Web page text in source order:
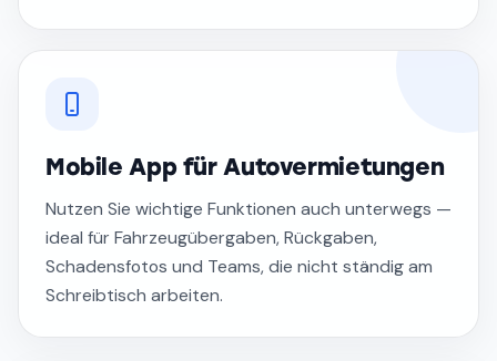
Mobile App für Autovermietungen
Nutzen Sie wichtige Funktionen auch unterwegs —
ideal für Fahrzeugübergaben, Rückgaben,
Schadensfotos und Teams, die nicht ständig am
Schreibtisch arbeiten.